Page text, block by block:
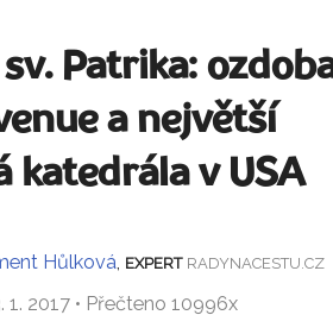
Patrika:
a největší
katedrála v USA
Hůlková EXPERT RADYNACESTU.CZ
1. 2017 • Přečteno 10996x